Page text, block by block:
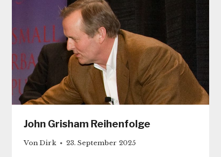
John Grisham Reihenfolge
VonDirk 23. September 2025